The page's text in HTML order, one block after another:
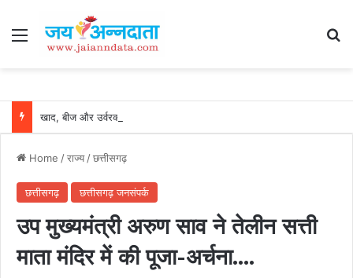
Menu
Home /राज्य/छत्तीसगढ़
छत्तीसगढ़ छत्तीसगढ़ जनसंपर्क
उप मुख्यमंत्री अरुण साव ने तेलीन सत्ती
माता मंदिर में की पूजा-अर्चना….